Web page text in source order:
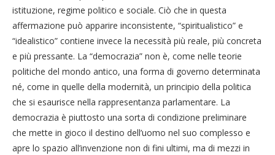
istituzione, regime politico e sociale. Ciò che in questa
affermazione può apparire inconsistente, “spiritualistico” e
“idealistico” contiene invece la necessità più reale, più concreta
e più pressante. La “democrazia” non è, come nelle teorie
politiche del mondo antico, una forma di governo determinata
né, come in quelle della modernità, un principio della politica
che si esaurisce nella rappresentanza parlamentare. La
democrazia è piuttosto una sorta di condizione preliminare
che mette in gioco il destino dell’uomo nel suo complesso e
apre lo spazio all’invenzione non di fini ultimi, ma di mezzi in